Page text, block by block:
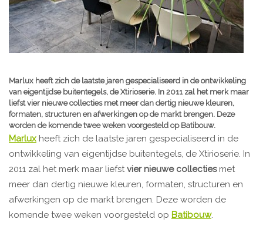
Marlux heeft zich de laatste jaren gespecialiseerd in de ontwikkeling
van eigentijdse buitentegels, de Xtirioserie. In 2011 zal het merk maar
liefst vier nieuwe collecties met meer dan dertig nieuwe kleuren,
formaten, structuren en afwerkingen op de markt brengen. Deze
worden de komende twee weken voorgesteld op Batibouw.
Marlux heeft zich de laatste jaren gespecialiseerd in de
ontwikkeling van eigentijdse buitentegels, de Xtirioserie. In
2011 zal het merk maar liefstvier nieuwe collectiesmet
meer dan dertig nieuwe kleuren, formaten, structuren en
afwerkingen op de markt brengen. Deze worden de
komende twee weken voorgesteld op Batibouw.